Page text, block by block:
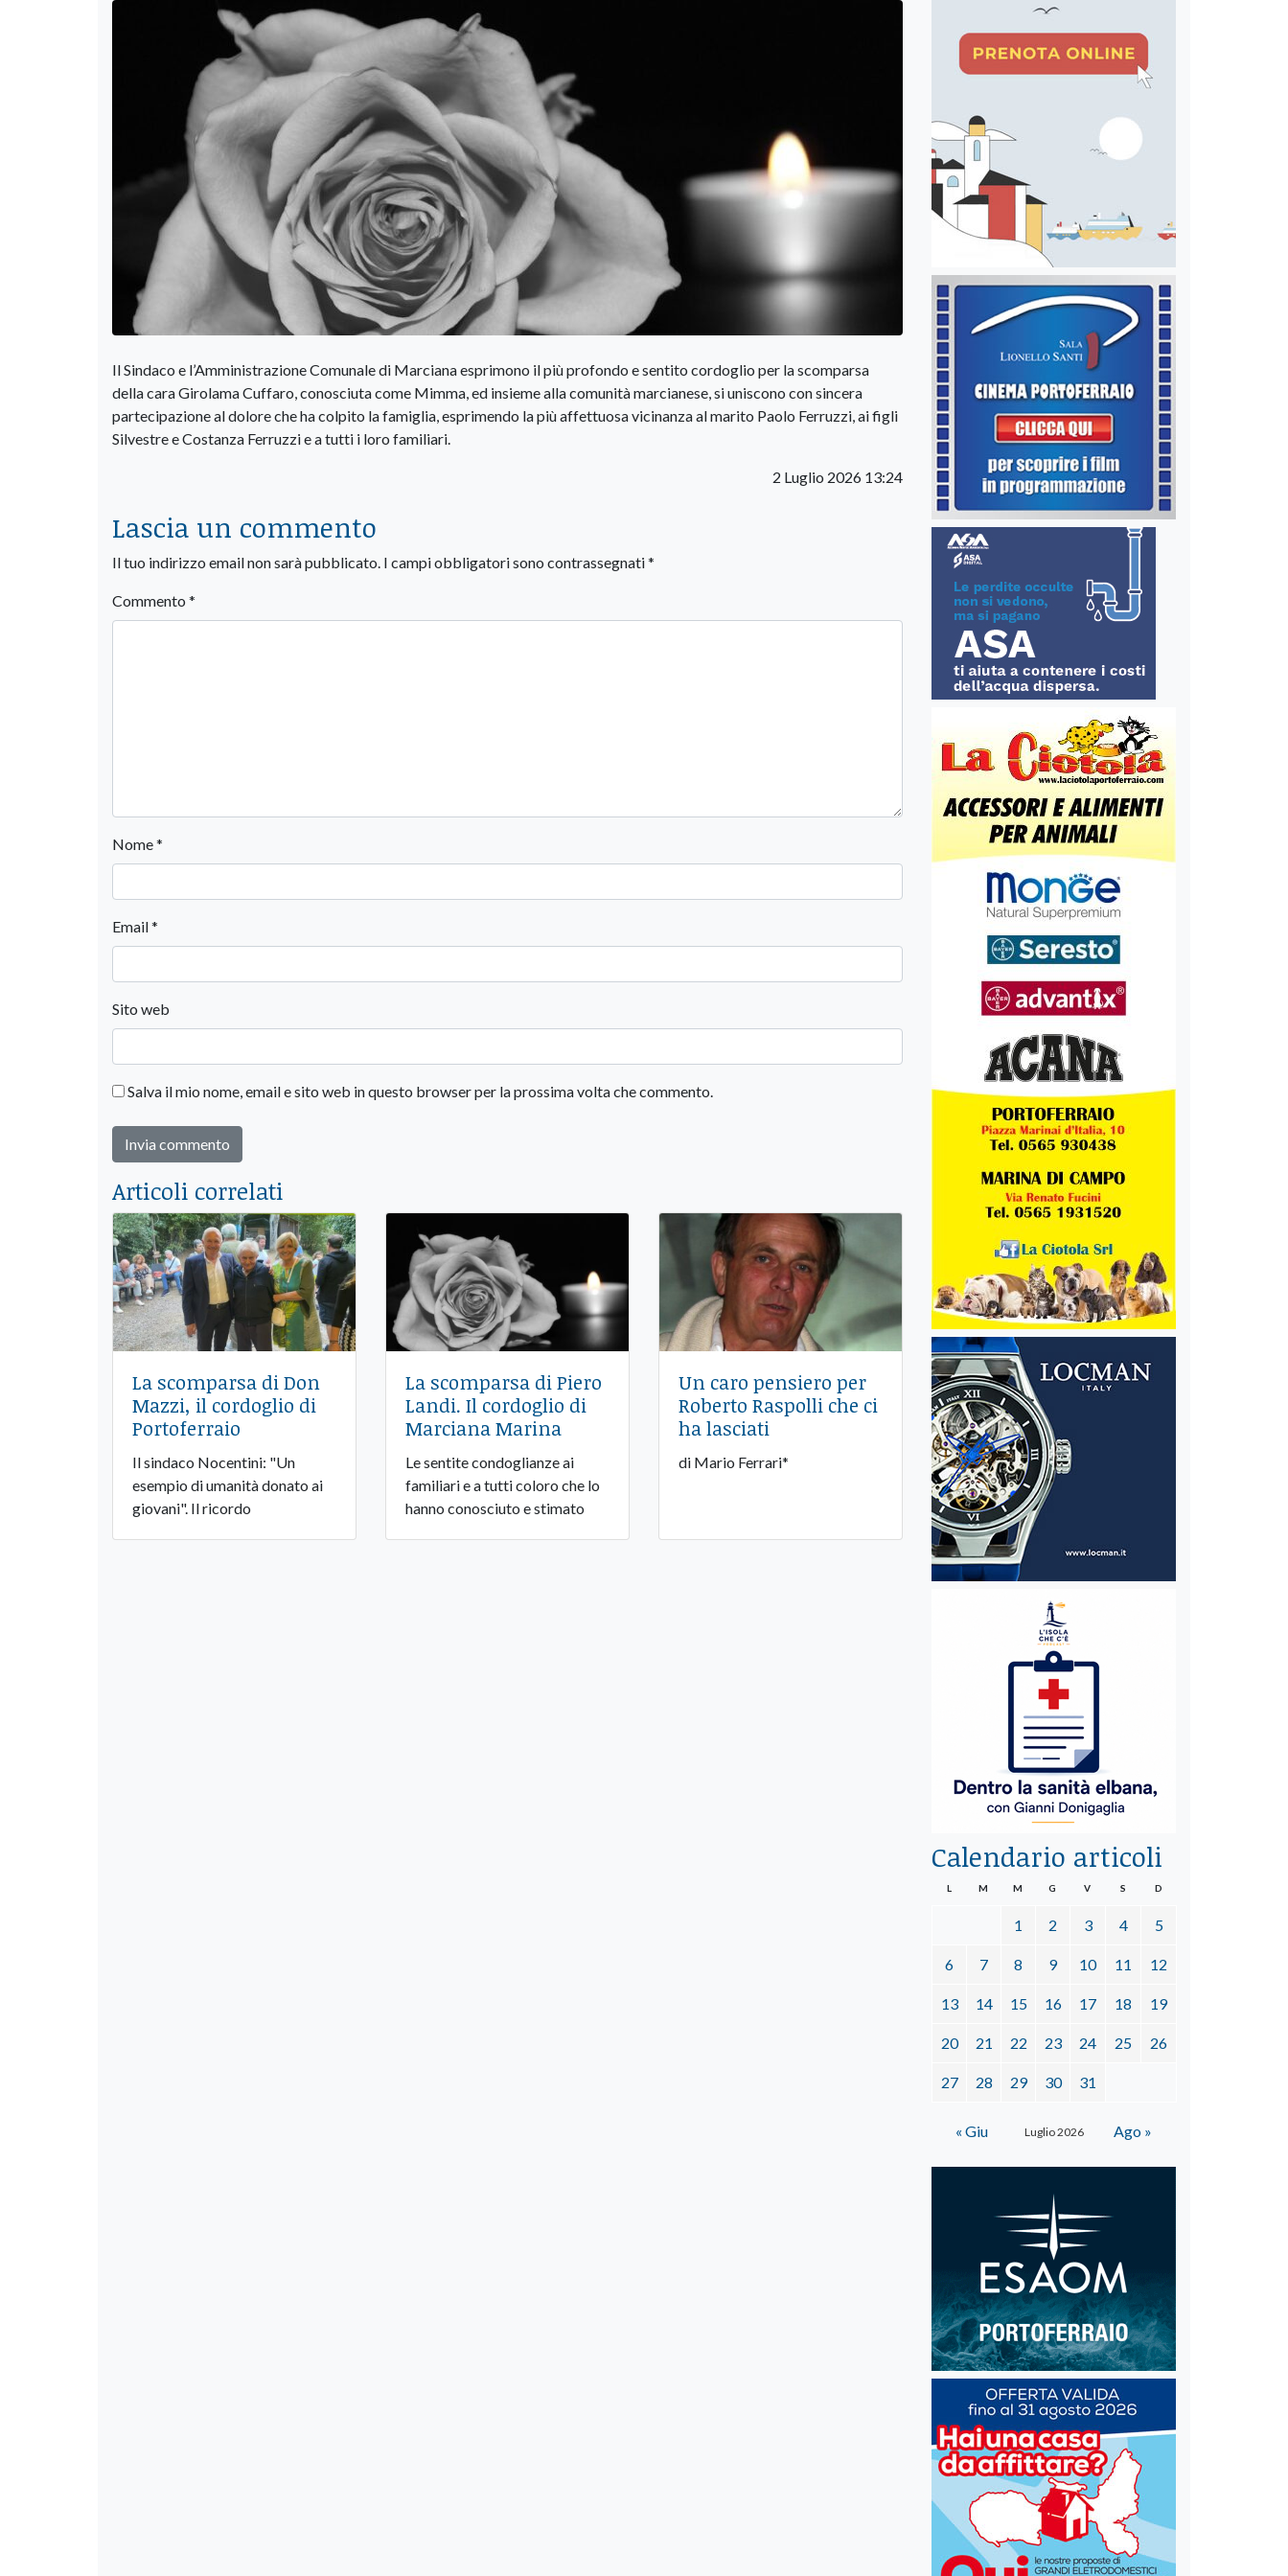
Il Sindaco e l’Amministrazione Comunale di Marciana esprimono il più profondo e sentito cordoglio per la scomparsa
della cara Girolama Cuffaro, conosciuta come Mimma, ed insieme alla comunità marcianese, si uniscono con sincera
partecipazione al dolore che ha colpito la famiglia, esprimendo la più affettuosa vicinanza al marito Paolo Ferruzzi, ai figli
Silvestre e Costanza Ferruzzi e a tutti i loro familiari.
2 Luglio 2026 13:24
Lascia un commento
Il tuo indirizzo email non sarà pubblicato. I campi obbligatori sono contrassegnati*
Commento *
Nome*
Email*
Sito web
Salva il mio nome, email e sito web in questo browser per la prossima volta che commento.
Articoli correlati
La scomparsa di Don
Mazzi, il cordoglio di
Portoferraio
Il sindaco Nocentini: "Un
esempio di umanità donato ai
giovani". Il ricordo
La scomparsa di Piero
Landi. Il cordoglio di
Marciana Marina
Le sentite condoglianze ai
familiari e a tutti coloro che lo
hanno conosciuto e stimato
Un caro pensiero per
Roberto Raspolli che ci
ha lasciati
di Mario Ferrari*
Calendario articoli
Luglio 2026
L M M G V S D
1 2 3 4 5
6 7 8 9 10 11 12
13 14 15 16 17 18 19
20 21 22 23 24 25 26
27 28 29 30 31
« Giu Ago »